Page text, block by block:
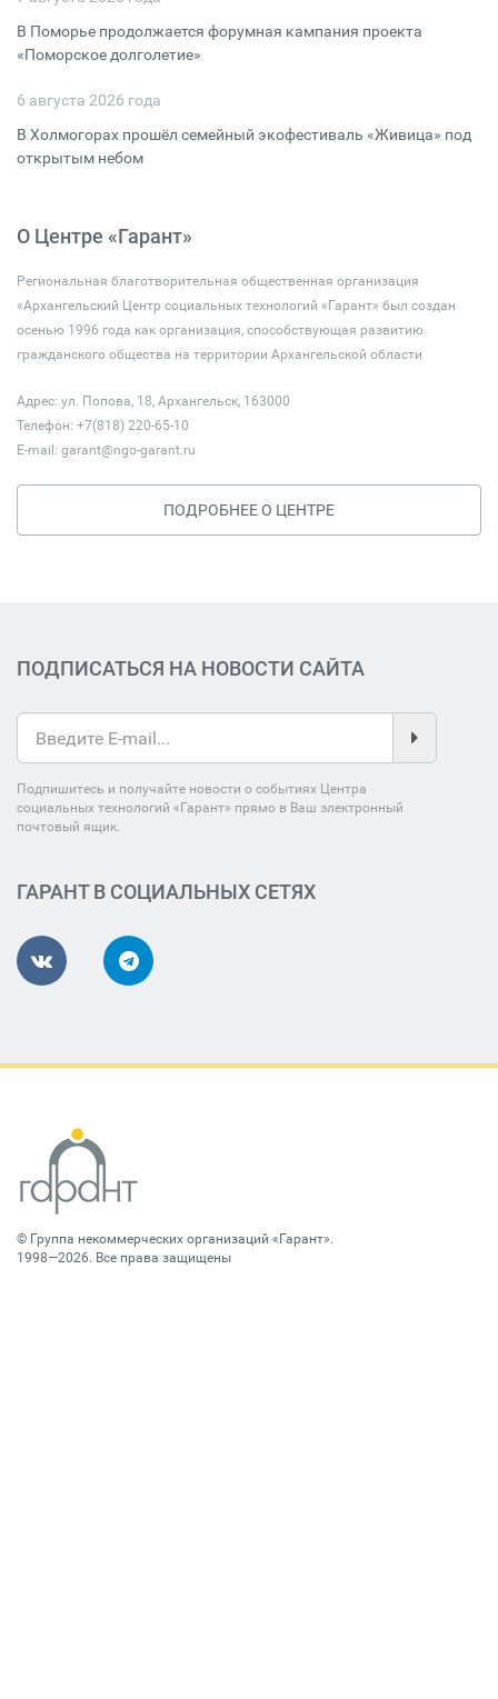
В Поморье продолжается форумная кампания проекта
«Поморское долголетие»
6 августа 2026 года
В Холмогорах прошёл семейный экофестиваль «Живица» под
открытым небом
О Центре «Гарант»
Региональная благотворительная общественная организация
«Архангельский Центр социальных технологий «Гарант» был создан
осенью 1996 года как организация, способствующая развитию
гражданского общества на территории Архангельской области
Адрес: ул. Попова, 18, Архангельск, 163000
Телефон: +7(818) 220-65-10
E-mail: garant@ngo-garant.ru
ПОДРОБНЕЕ О ЦЕНТРЕ
ПОДПИСАТЬСЯ НА НОВОСТИ САЙТА
Подпишитесь и получайте новости о событиях Центра
социальных технологий «Гарант» прямо в Ваш электронный
почтовый ящик.
ГАРАНТ В СОЦИАЛЬНЫХ СЕТЯХ
© Группа некоммерческих организаций «Гарант».
1998—2026. Все права защищены